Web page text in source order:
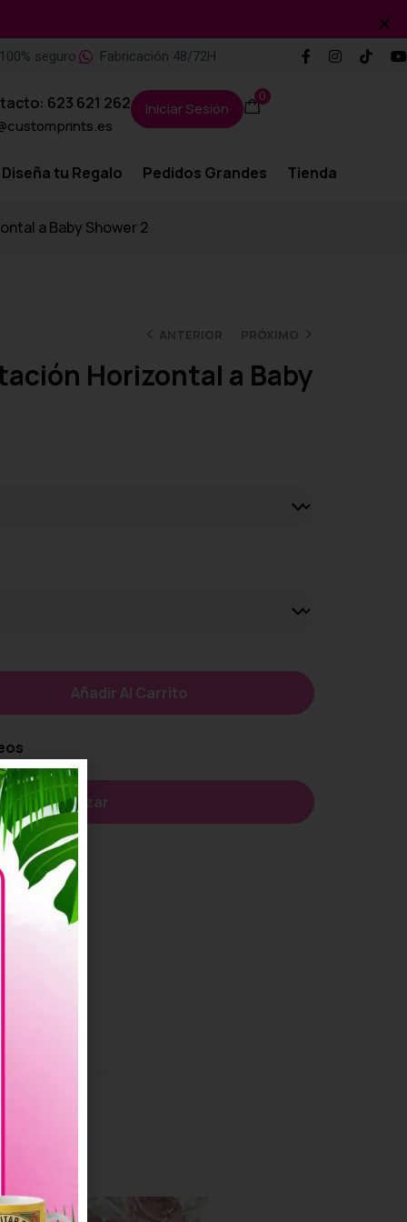
seguro Fabricación 48/72H
623 621 262 Iniciar Sesión
0
Diseña tu Regalo Pedidos Grandes Tienda
a Baby Shower 2
ANTERIOR PRÓXIMO
Horizontal a Baby
Añadir Al Carrito
Personalizar